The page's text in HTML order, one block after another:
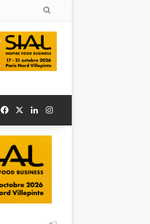
FacebookLinkedinInstagram